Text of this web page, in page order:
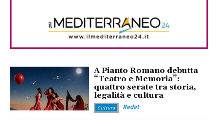
A Pianto Romano debutta
“Teatro e Memoria”:
quattro serate tra storia,
legalità e cultura
Cultura Redat